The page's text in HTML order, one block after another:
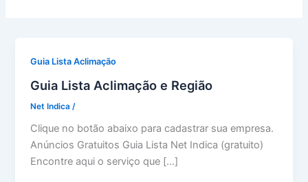
Guia Lista Aclimação
Guia Lista Aclimação e Região
Net Indica /
Clique no botão abaixo para cadastrar sua empresa.
Anúncios Gratuitos Guia Lista Net Indica (gratuito)
Encontre aqui o serviço que […]